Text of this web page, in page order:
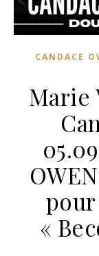
CANDACE
Marie
pour
«